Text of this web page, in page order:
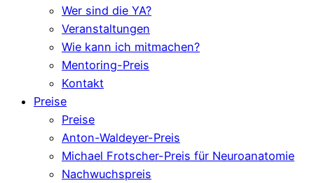
Wer sind die YA?
Veranstaltungen
Wie kann ich mitmachen?
Mentoring-Preis
Kontakt
Preise
Preise
Anton-Waldeyer-Preis
Michael Frotscher-Preis für Neuroanatomie
Nachwuchspreis